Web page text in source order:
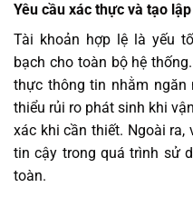
Yêu cầu xác thực và tạo
Tài khoản hợp lệ là yếu
bạch cho toàn bộ hệ
thực thông tin nhằm ngăn
thiểu rủi ro phát sinh khi
xác khi cần thiết. Ngoài
tin cậy trong quá trình sử
toàn.